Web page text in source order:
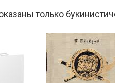
только